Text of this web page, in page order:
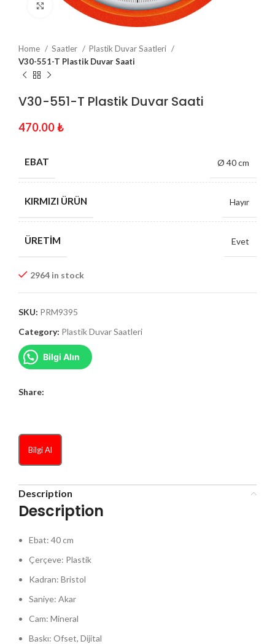
Click to enlarge
Home Saatler
Plastik Duvar Saatleri
V30-551-T Plastik Duvar Saati
V30-551-T Plastik Duvar Saati
470.00₺
EBAT Ø 40 cm
KIRMIZI ÜRÜN Hayır
ÜRETIM Evet
2964 in stock
SKU: PRM9395
Category: Plastik Duvar Saatleri
Bilgi Alın
Share:
Bilgi Al
Description
Description
Ebat: 40 cm
Çerçeve: Plastik
Kadran: Bristol
Saniye: Akar
Cam: Mineral
Baskı: Ofset, Dijital